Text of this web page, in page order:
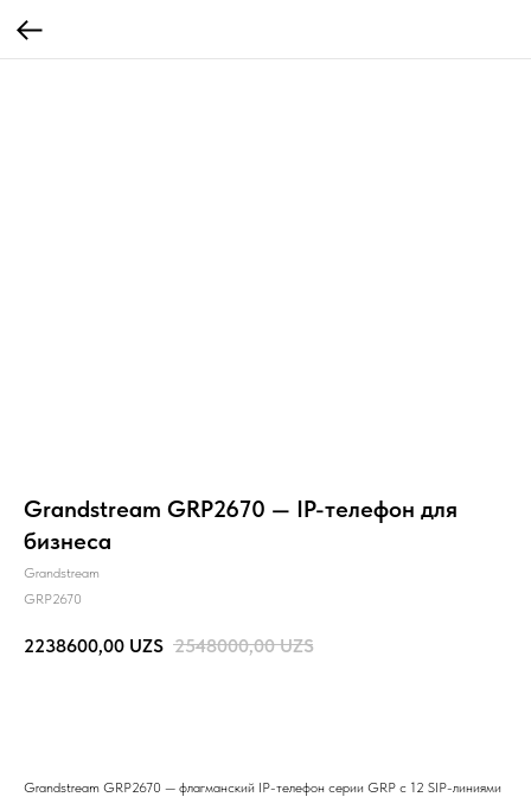
Grandstream GRP2670 — IP-телефон для
бизнеса
Grandstream
GRP2670
2238600,00 UZS 2548000,00 UZS
Grandstream GRP2670 — флагманский IP-телефон серии GRP с 12 SIP-линиями